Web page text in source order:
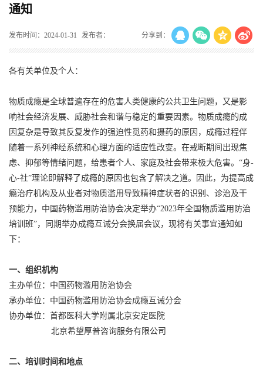
通知
发布时间：2024-01-31 发布者： 分享到：
各有关单位及个人：
物质成瘾是全球普遍存在的危害人类健康的公共卫生问题，又是影
响社会经济发展、威胁社会和谐与稳定的重要因素。物质成瘾的成
因复杂是导致其反复发作的强迫性觅药和摄药的原因，成瘾过程伴
随着一系列神经系统和心理方面的适应性改变。在戒断期间出现焦
虑、抑郁等情绪问题，给患者个人、家庭及社会带来极大危害。“身-
心-社”理论即解释了成瘾的原因也包含了解决之道。因此，为提高成
瘾治疗机构及从业者对物质滥用导致精神症状者的识别、诊治及干
预能力，中国药物滥用防治协会决定举办“2023年全国物质滥用防治
培训班”，同期举办成瘾互诫分会换届会议，现将有关事宜通知如
下：
一、组织机构
主办单位：中国药物滥用防治协会
承办单位：中国药物滥用防治协会成瘾互诫分会
协办单位：首都医科大学附属北京安定医院
北京希望厚普咨询服务有限公司
二、培训时间和地点